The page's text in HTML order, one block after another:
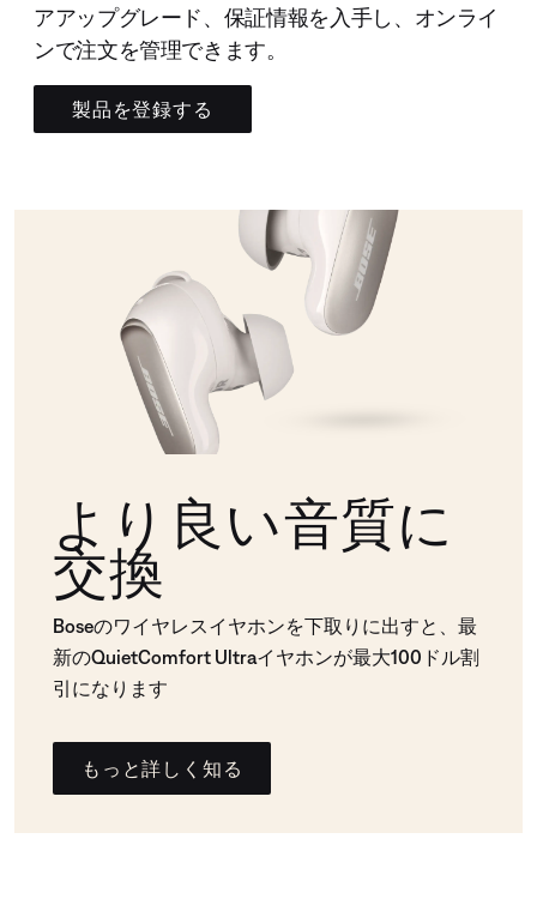
アアップグレード、保証情報を入手し、オンライ
ンで注文を管理できます。
製品を登録する
より良い音質に
交換
Boseのワイヤレスイヤホンを下取りに出すと、最
新のQuietComfort Ultraイヤホンが最大100ドル割
引になります
もっと詳しく知る